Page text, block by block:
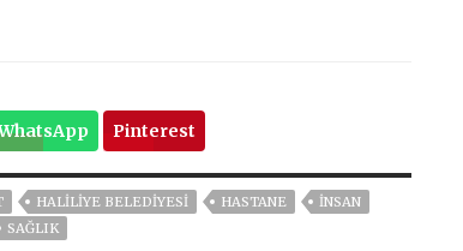
Pinterest
HALİLİYE BELEDİYESİ HASTANE
İNSAN
SAĞLIK